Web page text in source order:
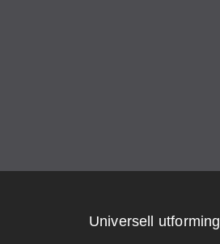
Universell utforming